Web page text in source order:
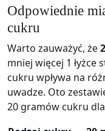
Odpowiednie
cukru
Warto zauważyć, że
mniej więcej 1 łyżce
cukru wpływa na
uwadze. Oto
20 gramów cukru